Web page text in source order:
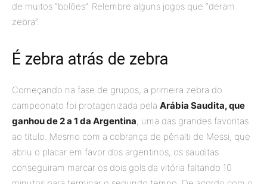
de muitos “bolões”. Relembre alguns jogos que “deram
zebra”.
É zebra atrás de zebra
Começando na fase de grupos, a primeira zebra do
campeonato foi protagonizada pela Arábia Saudita, que
ganhou de 2 a 1 da Argentina, uma das grandes favoritas
ao título. Mesmo com a cobrança de pênalti de Messi, que
abriu o placar em favor dos argentinos, os sauditas
conseguiram marcar os dois gols da vitória faltando 10